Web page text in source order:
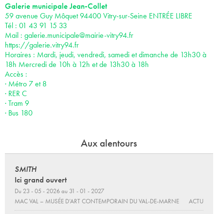
Galerie municipale Jean-Collet
59 avenue Guy Môquet 94400 Vitry-sur-Seine ENTRÉE LIBRE
Tél : 01 43 91 15 33
Mail : galerie.municipale@mairie-vitry94.fr
https://galerie.vitry94.fr
Horaires : Mardi, jeudi, vendredi, samedi et dimanche de 13h30 à
18h Mercredi de 10h à 12h et de 13h30 à 18h
Accès :
· Métro 7 et 8
· RER C
· Tram 9
· Bus 180
Aux alentours
SMITH
Ici grand ouvert
Du 23 - 05 - 2026 au 31 - 01 - 2027
MAC VAL – MUSÉE D’ART CONTEMPORAIN DU VAL-DE-MARNE
ACTU